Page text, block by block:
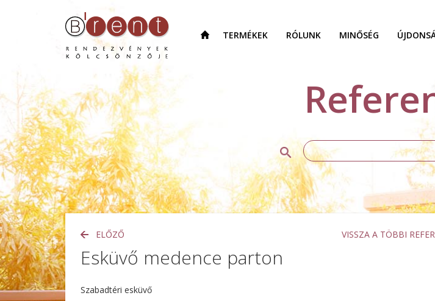
TERMÉKEK RÓLUNK MINŐSÉG
ELŐZŐ VISSZA A TÖBBI
Esküvő medence parton
Szabadtéri esküvő